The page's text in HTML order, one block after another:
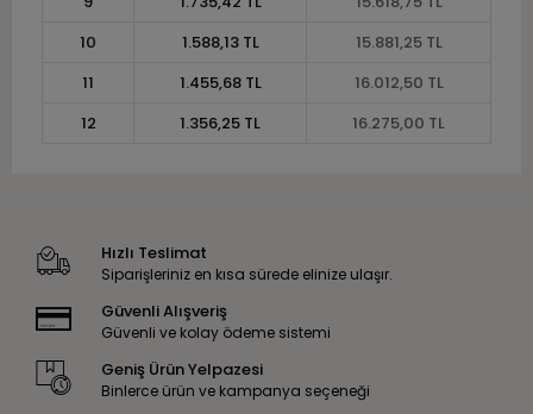
10
1.588,13 TL
15.881,25 TL
11
1.455,68 TL
16.012,50 TL
12
1.356,25 TL 16.275,00 TL
Hızlı Teslimat
Siparişleriniz en kısa sürede elinize ulaşır.
Güvenli Alışveriş
Güvenli ve kolay ödeme sistemi
Geniş Ürün Yelpazesi
Binlerce ürün ve kampanya seçeneği